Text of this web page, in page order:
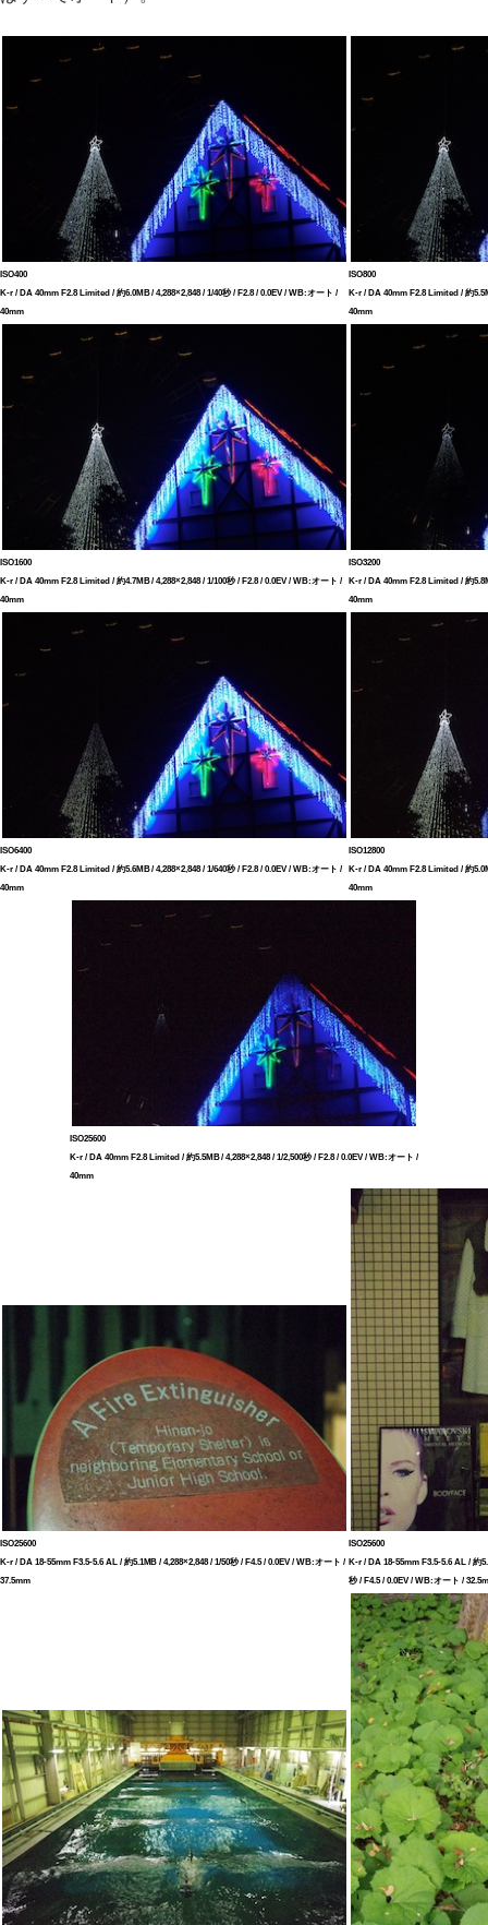
ISO400
K-r / DA 40mm F2.8 Limited / 約6.0MB / 4,288×2,848 / 1/40秒 / F2.8 / 0.0EV / WB:オート /
40mm
ISO800
K-r / DA 40mm F2.8 Limited / 約
40mm
ISO1600
K-r / DA 40mm F2.8 Limited / 約4.7MB / 4,288×2,848 / 1/100秒 / F2.8 / 0.0EV / WB:オート /
40mm
ISO3200
K-r / DA 40mm F2.8 Limited / 約
40mm
ISO6400
K-r / DA 40mm F2.8 Limited / 約5.6MB / 4,288×2,848 / 1/640秒 / F2.8 / 0.0EV / WB:オート /
40mm
ISO12800
K-r / DA 40mm F2.8 Limited / 約
40mm
ISO25600
K-r / DA 40mm F2.8 Limited / 約5.5MB / 4,288×2,848 / 1/2,500秒 / F2.8 / 0.0EV / WB:オート /
40mm
ISO25600
K-r / DA 18-55mm F3.5-5.6 AL / 約5.1MB / 4,288×2,848 / 1/50秒 / F4.5 / 0.0EV / WB:オート /
37.5mm
ISO25600
K-r / DA 18-55mm F3.5-5.6 AL / 約
秒 / F4.5 / 0.0EV / WB:オート /